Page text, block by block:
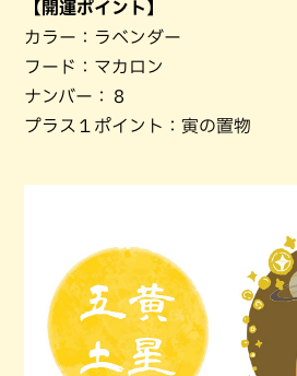
【開運ポイント】
カラー：ラベンダー
フード：マカロン
ナンバー：８
プラス１ポイント：寅の置物